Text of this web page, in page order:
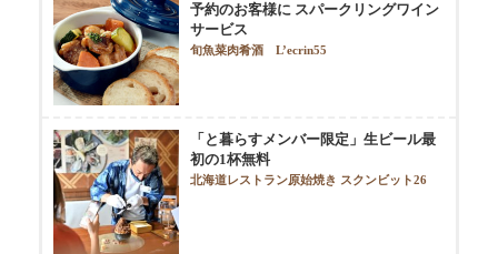
予約のお客様に スパークリングワイン
サービス
旬魚菜肉肴酒 L’ecrin55
「と暮らすメンバー限定」生ビール最
初の1杯無料
北海道レストラン原始焼き スクンビット26